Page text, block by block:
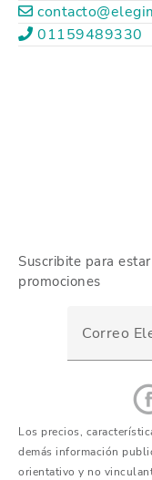
01159489330
Suscribite para
promociones
Los precios,
demás información
orientativo y no